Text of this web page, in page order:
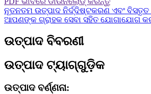
ନୂତନତମ ଉତ୍ପାଦ ନିର୍ଦ୍ଦିଷ୍ଟକରଣ ଏବଂ
ଆପଣଙ୍କ ଗ୍ରାହକ ସେବା ସହିତ ଯୋଗାଯୋଗ
ଉତ୍ପାଦ ବିବରଣୀ
ଉତ୍ପାଦ ଟ୍ୟାଗ୍‌ଗୁଡ଼ିକ
ଉତ୍ପାଦ ବର୍ଣ୍ଣନା: